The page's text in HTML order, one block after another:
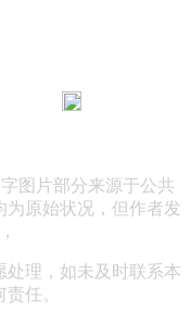
图片部分来源于公共
为原始状况，但作者发
理，如未及时联系本
任。